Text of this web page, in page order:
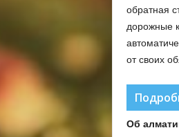
обратная
дорожные
от своих
Об